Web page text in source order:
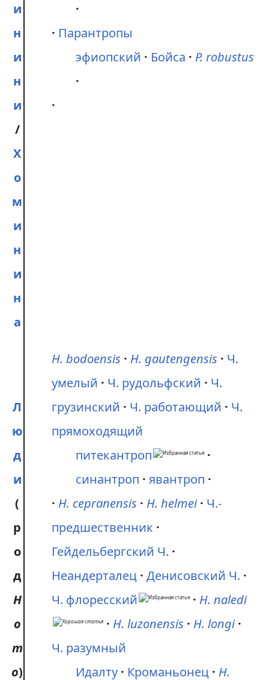
и
н
и
н
и
/
Х
о
м
и
н
и
н
а
Парантропы
эфиопский
Бойса P. robustus
Л
ю
д
и
(
р
о
д
H
o
m
o)
H. bodoensis H. gautengensis
Ч.
умелый
Ч. рудольфский
Ч.
грузинский
Ч. работающий
Ч.
прямоходящий
питекантроп
синантроп
явантроп
H. cepranensis
H. helmei
Ч.-
предшественник
Гейдельбергский Ч.
Неандерталец Денисовский Ч.
Ч. флоресский
H. naledi
H. luzonensis
H. longi
Ч. разумный
Идалту
Кроманьонец H.